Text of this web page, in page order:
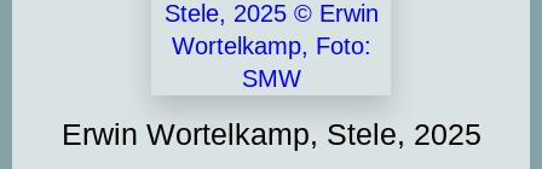
Erwin Wortelkamp, Stele, 2025